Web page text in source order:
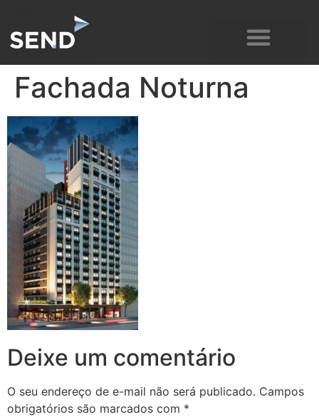
Fachada Noturna
Deixe um comentário
O seu endereço de e-mail não será publicado. Campos
obrigatórios são marcados com *